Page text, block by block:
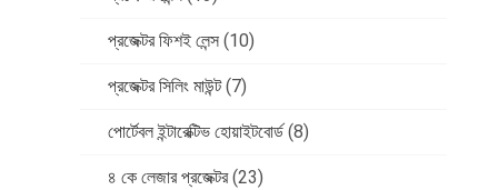
প্রজেক্টর ফিশই লেন্স (10)
প্রজেক্টর সিলিং মাউন্ট (7)
পোর্টেবল ইন্টারেক্টিভ হোয়াইটবোর্ড (8)
৪ কে লেজার প্রজেক্টর (23)